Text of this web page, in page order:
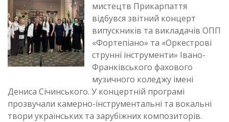
мистецтв Прикарпаття
відбувся звітний концерт
випускників та викладачів ОПП
«Фортепіано» та «Оркестрові
струнні інструменти» Івано-
Франківського фахового
музичного коледжу імені
Дениса Січинського. У концертній програмі
прозвучали камерно-інструментальні та вокальні
твори українських та зарубіжних композиторів.